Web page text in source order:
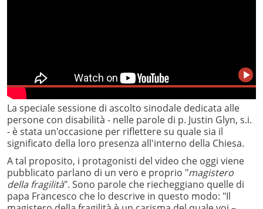
La speciale sessione di ascolto sinodale dedicata alle
persone con disabilità - nelle parole di p. Justin Glyn, s.i.
- è stata un'occasione per riflettere su quale sia il
significato della loro presenza all'interno della Chiesa.
A tal proposito, i protagonisti del video che oggi viene
pubblicato parlano di un vero e proprio "magistero
della fragilità". Sono parole che riecheggiano quelle di
papa Francesco che lo descrive in questo modo: "Il